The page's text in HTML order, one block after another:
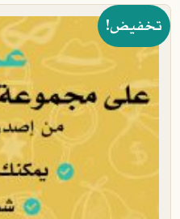
تخفيض!